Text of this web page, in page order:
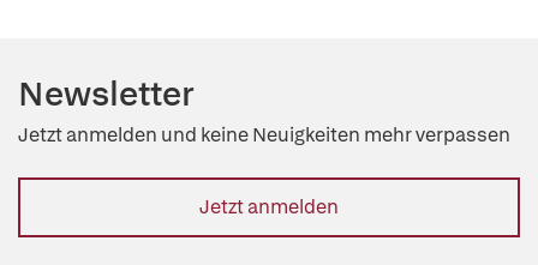
Newsletter
Jetzt anmelden und keine Neuigkeiten mehr verpassen
Jetzt anmelden